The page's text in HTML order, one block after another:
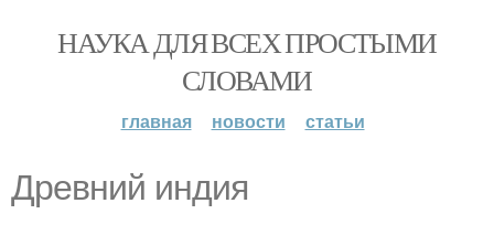
НАУКА ДЛЯ ВСЕХ ПРОСТЫМИ
СЛОВАМИ
главная новости статьи
Древний индия